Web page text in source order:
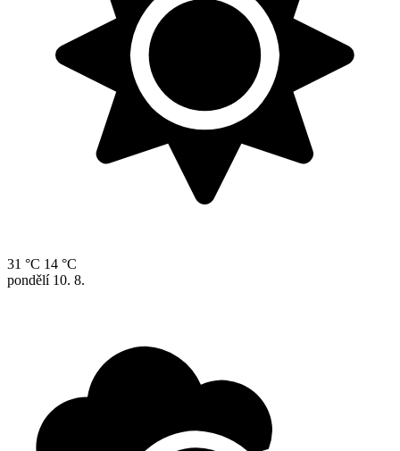
31 °C 14 °C
pondělí 10. 8.